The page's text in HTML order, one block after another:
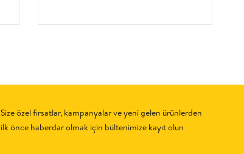
Size özel fırsatlar, kampanyalar ve yeni gelen ürünlerden
ilk önce haberdar olmak için bültenimize kayıt olun